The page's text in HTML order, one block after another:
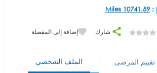
:
10741.59 Miles
شارك إضافة إلى المفضلة
الملف الشخصي تقييم المرضى